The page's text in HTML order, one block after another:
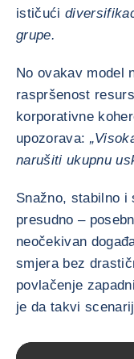
ističući
grupe.
No ovakav model
raspršenost
korporativne
upozorava:
narušiti ukupnu
Snažno, stabilno i
presudno –
neočekivan
smjera bez
povlačenje
je da takvi